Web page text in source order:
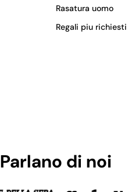
Rasatura uomo
Regali piu richiesti
Parlano di noi